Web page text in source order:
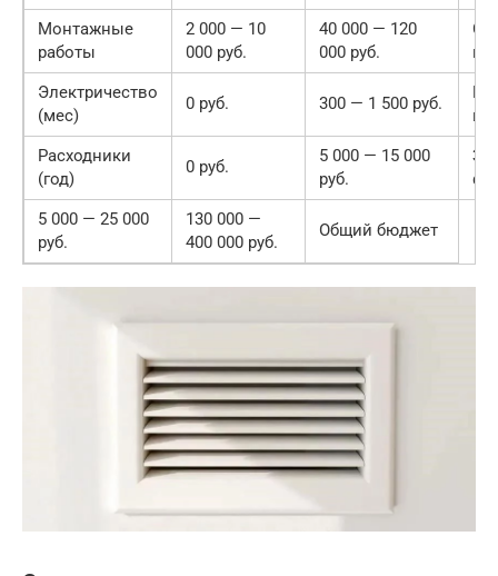
Монтажные
работы
2 000 — 10
000 руб.
40 000 — 120
000 руб.
Электричество
(мес)
0 руб. 300 — 1 500 руб.
Расходники
(год)
0 руб.
5 000 — 15 000
руб.
5 000 — 25 000
руб.
130 000 —
400 000 руб.
Общий бюджет